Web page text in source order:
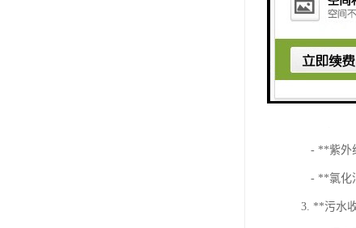
类型及其
1. **污水
- **初沉
- **紫外
- **氯化
3. **污水